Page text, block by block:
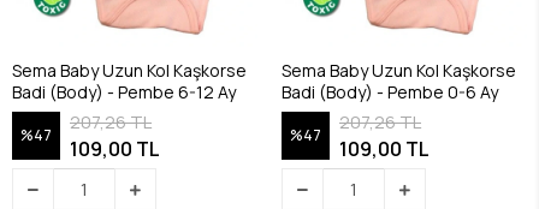
Sema Baby Uzun Kol Kaşkorse
Badi (Body) - Pembe 6-12 Ay
%47
207,26 TL
109,00 TL
Sema Baby Uzun Kol Kaşkorse
Badi (Body) - Pembe 0-6 Ay
%47
207,26 TL
109,00 TL